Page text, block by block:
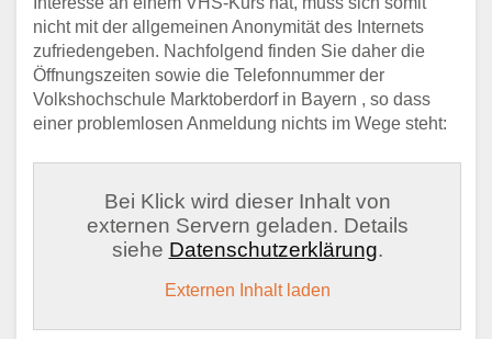
nicht mit der allgemeinen Anonymität des Internets
zufriedengeben. Nachfolgend finden Sie daher die
Öffnungszeiten sowie die Telefonnummer der
Volkshochschule Marktoberdorf in Bayern , so dass
einer problemlosen Anmeldung nichts im Wege steht:
Bei Klick wird dieser Inhalt von
externen Servern geladen. Details
siehe Datenschutzerklärung.
Externen Inhalt laden